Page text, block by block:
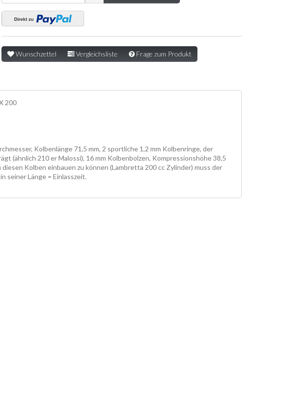
Wunschzettel Vergleichsliste Frage zum Produkt
200
Kolbenlänge 71,5 mm, 2 sportliche 1,2 mm Kolbenringe, der
(ähnlich 210 er Malossi), 16 mm Kolbenbolzen, Kompressionshöhe 38,5
Kolben einbauen zu können (Lambretta 200 cc Zylinder) muss der
seiner Länge = Einlasszeit.